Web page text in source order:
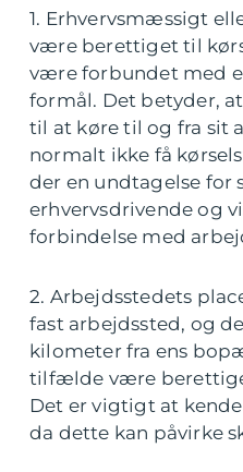
1. Erhvervsmæssigt
være berettiget til
være forbundet med
formål. Det betyder,
til at køre til og fra sit
normalt ikke få
der en undtagelse for
erhvervsdrivende og
forbindelse med
2. Arbejdsstedets
fast arbejdssted, og
kilometer fra ens
tilfælde være
Det er vigtigt at
da dette kan påvirke